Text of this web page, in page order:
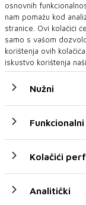
povezanih s
Aleksandra Vučića o
osnovnih
nam pomažu kod
stranice. Ovi kolačići
samo s vašom
korištenja ovih
iskustvo korištenja
Nužni
Funkcionalni
Kolačići
Analitički